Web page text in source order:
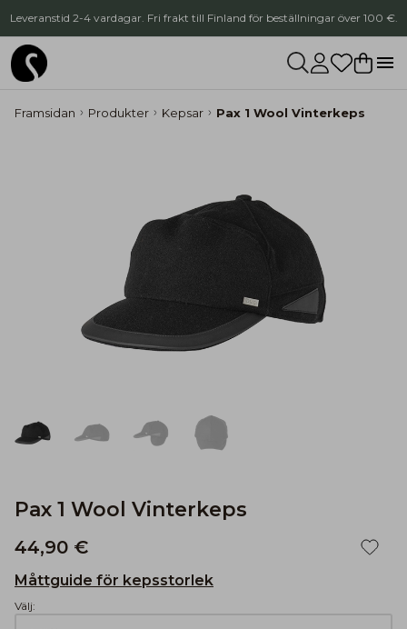
Leveranstid 2-4 vardagar. Fri frakt till Finland för beställningar över 100 €.
Framsidan Produkter Kepsar Pax 1 Wool Vinterkeps
Pax 1 Wool Vinterkeps
44,90 €
Måttguide för kepsstorlek
Välj: